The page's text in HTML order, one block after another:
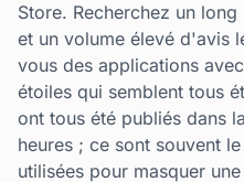
Store. Recherchez un
et un volume élevé d'avis
vous des applications
étoiles qui semblent tous
ont tous été publiés dans
heures ; ce sont souvent
utilisées pour masquer